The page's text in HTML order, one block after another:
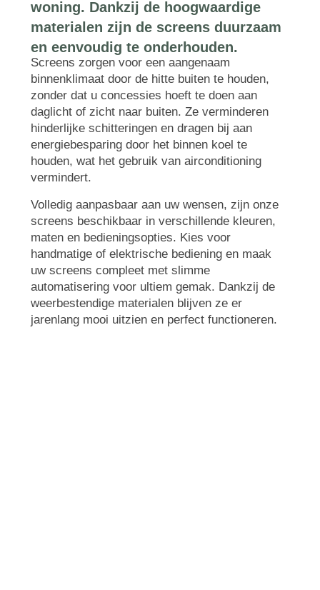
woning. Dankzij de hoogwaardige
materialen zijn de screens duurzaam
en eenvoudig te onderhouden.
Screens zorgen voor een aangenaam
binnenklimaat door de hitte buiten te houden,
zonder dat u concessies hoeft te doen aan
daglicht of zicht naar buiten. Ze verminderen
hinderlijke schitteringen en dragen bij aan
energiebesparing door het binnen koel te
houden, wat het gebruik van airconditioning
vermindert.
Volledig aanpasbaar aan uw wensen, zijn onze
screens beschikbaar in verschillende kleuren,
maten en bedieningsopties. Kies voor
handmatige of elektrische bediening en maak
uw screens compleet met slimme
automatisering voor ultiem gemak. Dankzij de
weerbestendige materialen blijven ze er
jarenlang mooi uitzien en perfect functioneren.